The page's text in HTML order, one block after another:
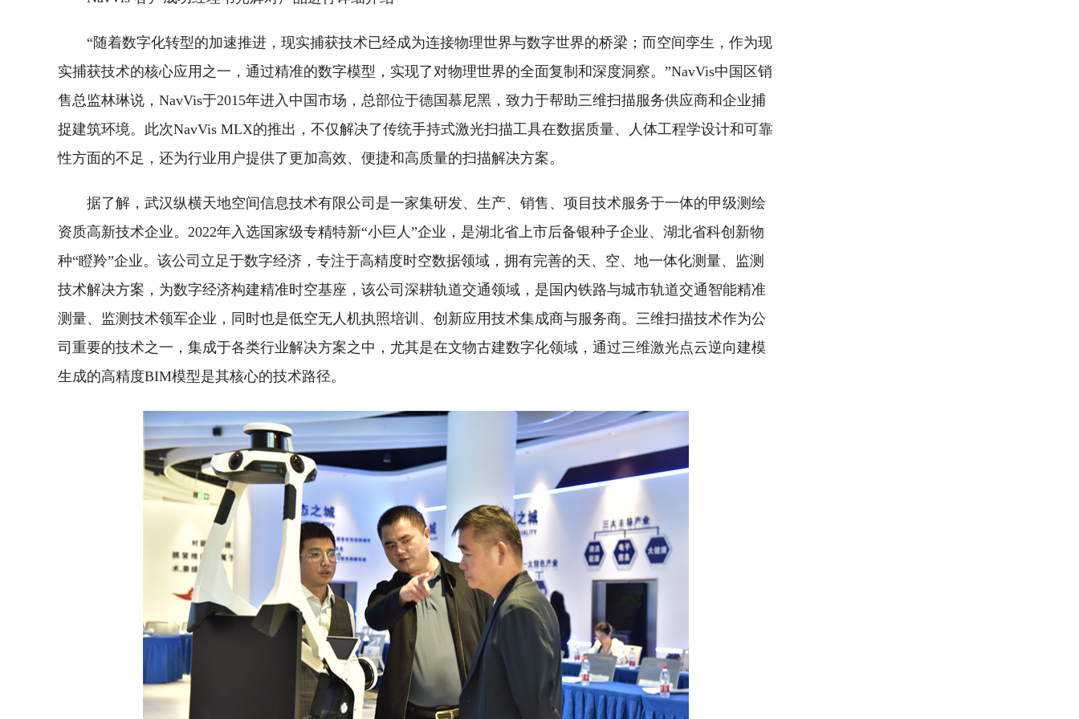
“随着数字化转型的加速推进，现实捕获技术已经成为连接物理世界与数字世界的桥梁；而空间孪生，作为现
实捕获技术的核心应用之一，通过精准的数字模型，实现了对物理世界的全面复制和深度洞察。”NavVis中国区销
售总监林琳说，NavVis于2015年进入中国市场，总部位于德国慕尼黑，致力于帮助三维扫描服务供应商和企业捕
捉建筑环境。此次NavVis MLX的推出，不仅解决了传统手持式激光扫描工具在数据质量、人体工程学设计和可靠
性方面的不足，还为行业用户提供了更加高效、便捷和高质量的扫描解决方案。
据了解，武汉纵横天地空间信息技术有限公司是一家集研发、生产、销售、项目技术服务于一体的甲级测绘
资质高新技术企业。2022年入选国家级专精特新“小巨人”企业，是湖北省上市后备银种子企业、湖北省科创新物
种“瞪羚”企业。该公司立足于数字经济，专注于高精度时空数据领域，拥有完善的天、空、地一体化测量、监测
技术解决方案，为数字经济构建精准时空基座，该公司深耕轨道交通领域，是国内铁路与城市轨道交通智能精准
测量、监测技术领军企业，同时也是低空无人机执照培训、创新应用技术集成商与服务商。三维扫描技术作为公
司重要的技术之一，集成于各类行业解决方案之中，尤其是在文物古建数字化领域，通过三维激光点云逆向建模
生成的高精度BIM模型是其核心的技术路径。